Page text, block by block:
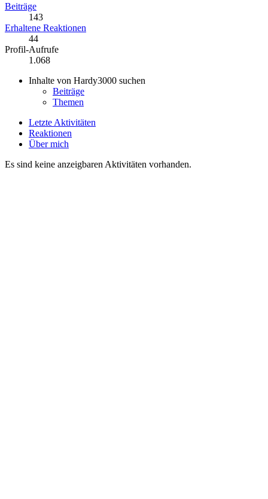
Beiträge
143
Erhaltene Reaktionen
44
Profil-Aufrufe
1.068
Inhalte von Hardy3000 suchen
Beiträge
Themen
Letzte Aktivitäten
Reaktionen
Über mich
Es sind keine anzeigbaren Aktivitäten vorhanden.